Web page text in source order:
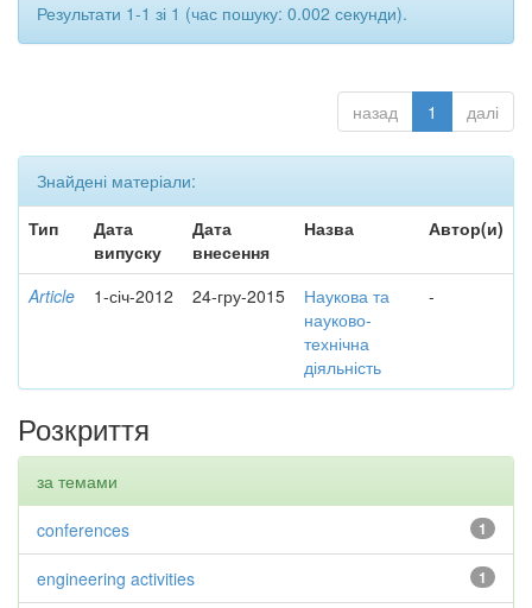
Результати 1-1 зі 1 (час пошуку: 0.002 секунди).
назад 1 далі
Знайдені матеріали:
Тип
Дата
випуску
Дата
внесення
Назва Автор(и)
Article 1-січ-2012 24-гру-2015
Наукова та
науково-
технічна
діяльність
-
Розкриття
за темами
1
conferences
1
engineering activities